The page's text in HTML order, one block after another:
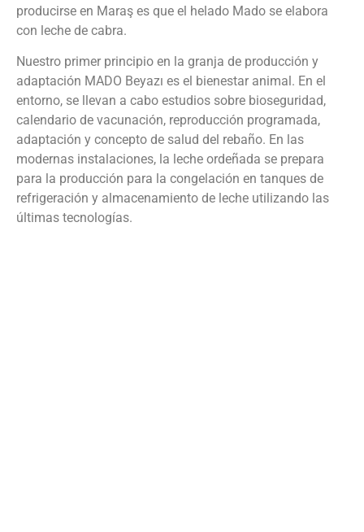
producirse en Maraş es que el helado Mado se elabora
con leche de cabra.
Nuestro primer principio en la granja de producción y
adaptación MADO Beyazı es el bienestar animal. En el
entorno, se llevan a cabo estudios sobre bioseguridad,
calendario de vacunación, reproducción programada,
adaptación y concepto de salud del rebaño. En las
modernas instalaciones, la leche ordeñada se prepara
para la producción para la congelación en tanques de
refrigeración y almacenamiento de leche utilizando las
últimas tecnologías.